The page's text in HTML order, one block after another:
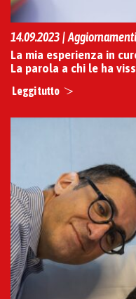
14.09.2023 | Aggiornamenti
La mia esperienza in
La parola a chi le ha
Leggi tutto